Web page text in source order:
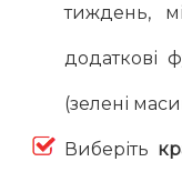
тиждень,
додаткові
(зелені
Виберіть